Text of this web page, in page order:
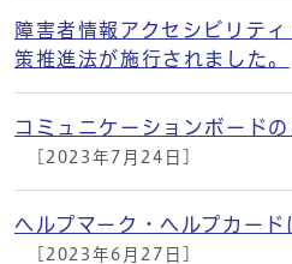
障害者情報アクセシビリテ
策推進法が施行されました。
コミュニケーションボードの
[2023年7月24日]
ヘルプマーク・ヘルプカード
[2023年6月27日]